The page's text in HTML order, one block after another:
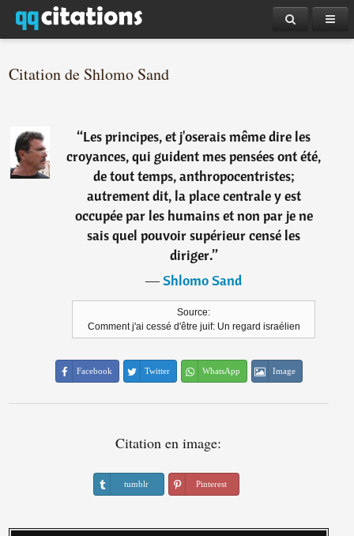
Citation de Shlomo Sand
“Les principes, et j'oserais même dire les
croyances, qui guident mes pensées ont été,
de tout temps, anthropocentristes;
autrement dit, la place centrale y est
occupée par les humains et non par je ne
sais quel pouvoir supérieur censé les
diriger.”
―Shlomo Sand
Source:
Comment j'ai cessé d'être juif: Un regard israélien
Facebook Twitter WhatsApp Image
Citation en image:
tumblr Pinterest